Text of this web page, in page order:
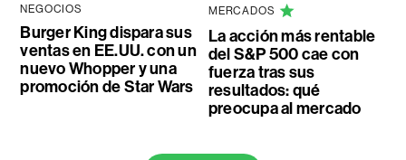
NEGOCIOS
Burger King dispara sus
ventas en EE.UU. con un
nuevo Whopper y una
promoción de Star Wars
MERCADOS
La acción más rentable
del S&P 500 cae con
fuerza tras sus
resultados: qué
preocupa al mercado